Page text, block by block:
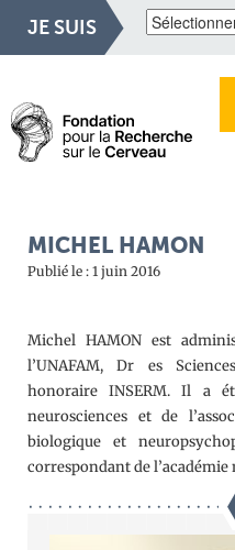
JE SUIS
MICHEL HAMON
Publié le : 1 juin 2016
Michel HAMON est
l’UNAFAM, Dr es
honoraire INSERM. Il a
neurosciences et de
biologique et
correspondant de